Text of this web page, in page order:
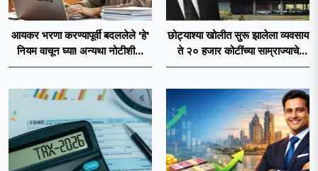
आयकर भरणा करण्यापूर्वी बदललेले 'हे'
नियम वाचून घ्या! अन्यथा नोटीशीला
द्यावे लागेल उत्तर
छोट्याश्या खोलीत सुरू झालेला व्यवसाय
ते २० हजार कोटींच्या साम्राज्याचे
‘सॉफ्टवेअर किंग’ डॉ. रवी पंडीत यांचे